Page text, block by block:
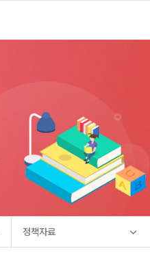
정책자료